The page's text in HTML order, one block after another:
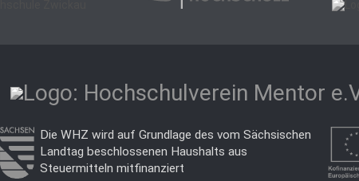
Die WHZ wird auf Grundlage des vom Sächsischen
Landtag beschlossenen Haushalts aus
Steuermitteln mitfinanziert